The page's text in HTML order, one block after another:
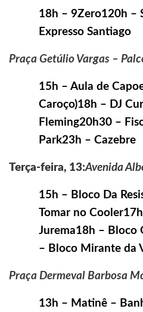
18h – 9Zero120h –
Expresso Santiago
Praça Getúlio Vargas –
15h – Aula de
Caroço)18h – DJ
Fleming20h30 –
Park23h – Cazebre
Terça-feira, 13:Avenida
15h – Bloco Da
Tomar no
Jurema18h – Bloco
– Bloco Mirante da
Praça Dermeval Barbosa
13h – Matinê –